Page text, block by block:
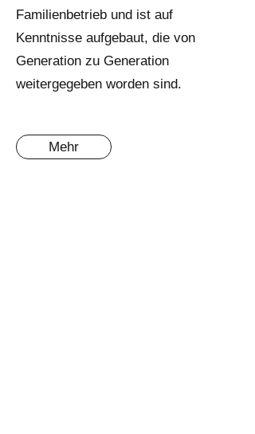
Familienbetrieb und ist auf
Kenntnisse aufgebaut, die von
Generation zu Generation
weitergegeben worden sind.
Mehr